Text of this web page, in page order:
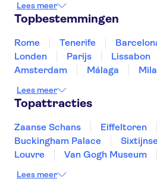
Noorwegen
Portugal
Thailand
Tunesië
Lees meer
Topbestemmingen
Rome Tenerife
Londen
Parijs Lissabon
Amsterdam
Málaga
Den Haag
Utrecht
Haarlem
Leiden
Lees meer
Topattracties
Zaanse Schans Eiffeltoren
Buckingham Palace
Louvre
Van Gogh Museum
Tower of London
Lees meer